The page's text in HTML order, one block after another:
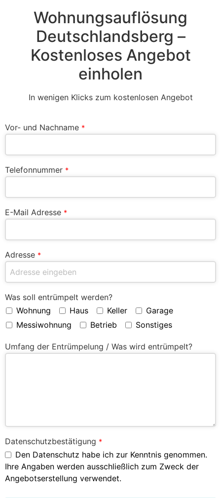
Wohnungsauflösung
Deutschlandsberg –
Kostenloses Angebot
einholen
In wenigen Klicks zum kostenlosen Angebot
Vor- und Nachname *
Telefonnummer *
E-Mail Adresse *
Adresse *
Was soll entrümpelt werden?
Wohnung
Haus Keller
Garage
Messiwohnung
Betrieb Sonstiges
Umfang der Entrümpelung / Was wird entrümpelt?
Datenschutzbestätigung *
Den Datenschutz habe ich zur Kenntnis genommen.
Ihre Angaben werden ausschließlich zum Zweck der
Angebotserstellung verwendet.